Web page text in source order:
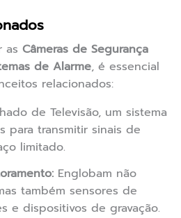
as Câmeras de Segurança
de Alarme, é essencial
relacionados:
de Televisão, um sistema
para transmitir sinais de
limitado.
Englobam não
também sensores de
e dispositivos de gravação.